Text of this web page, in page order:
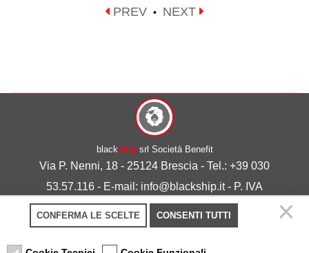
PREV • NEXT
blackshipsrl Società Benefit
Via P. Nenni, 18 - 25124 Brescia - Tel.: +39 030
53.57.116 - E-mail: info@blackship.it - P. IVA
03492980986
Privacy policy-Cookie policy
CONFERMA LE SCELTE CONSENTI TUTTI